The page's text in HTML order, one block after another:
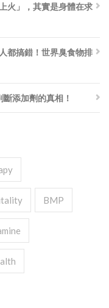
火」，其實是身體在求
都搞錯！世界臭食物排
添加劑的真相！
BMP